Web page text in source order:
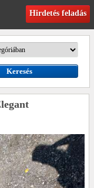
Hirdetés feladás